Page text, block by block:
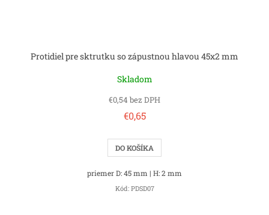
Protidiel pre sktrutku so zápustnou hlavou 45x2 mm
Skladom
€0,54 bez DPH
€0,65
DO KOŠÍKA
priemer D: 45 mm | H: 2 mm
Kód: PDSD07